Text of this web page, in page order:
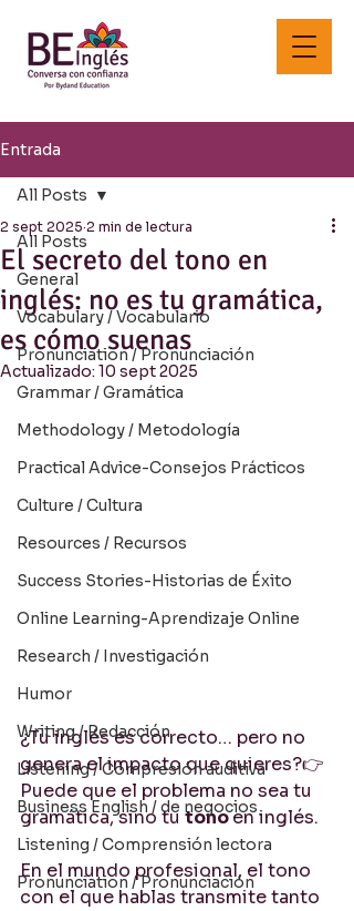
Entrada
All Posts
General
Vocabulary / Vocabulario
Pronunciation / Pronunciación
Grammar / Gramática
Methodology / Metodología
Practical Advice-Consejos Prácticos
Culture / Cultura
Resources / Recursos
Success Stories-Historias de Éxito
Online Learning-Aprendizaje Online
Research / Investigación
Humor
Writing / Redacción
Listening / Compresión auditiva
Business English / de negocios
Listening / Comprensión lectora
Pronunciation / Pronunciación
All Posts
El secreto del tono en
inglés: no es tu gramática,
es cómo suenas
2 sept 2025 2 min de lectura
Actualizado: 10 sept 2025
¿Tu inglés es correcto… pero no
genera el impacto que quieres?👉
Puede que el problema no sea tu
gramática, sino tu tono en inglés.
En el mundo profesional, el tono
con el que hablas transmite tanto